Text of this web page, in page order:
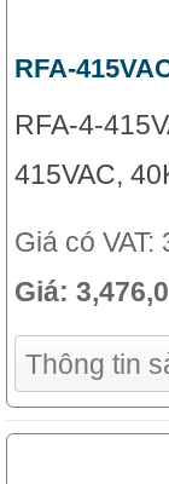
RFA-
RFA-4-
415VAC,
Giá có VAT:
Giá:
Thông tin